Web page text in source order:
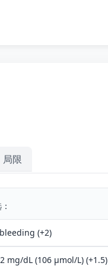
局限
(+2)
mg/dL (106 µmol/L) (+1.5)